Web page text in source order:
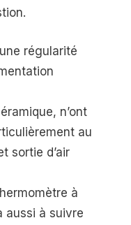
régularité
n’ont
au
sortie d’air
à
aussi à suivre